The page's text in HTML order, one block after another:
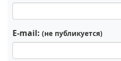
E-mail: (не публикуется)